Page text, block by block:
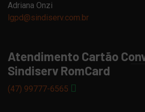
Adriana Onzi
lgpd@sindiserv.com.br
Atendimento Cartão
Sindiserv RomCard
(47) 99777-6565